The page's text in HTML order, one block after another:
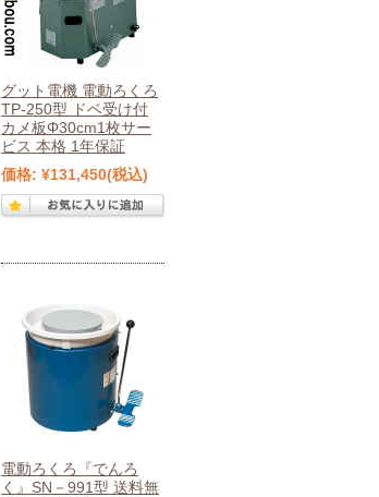
グット電機 電動ろくろ
TP-250型 ドベ受け付
カメ板Φ30cm1枚サー
ビス 本格 1年保証
価格: ¥131,450(税込)
電動ろくろ『でんろ
く』SN－991型 送料無